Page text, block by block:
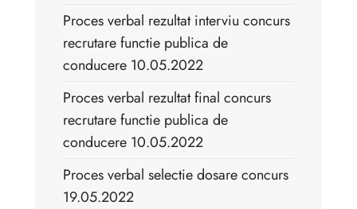
Proces verbal rezultat interviu concurs
recrutare functie publica de
conducere 10.05.2022
Proces verbal rezultat final concurs
recrutare functie publica de
conducere 10.05.2022
Proces verbal selectie dosare concurs
19.05.2022